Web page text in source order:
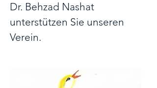
Dr. Behzad Nashat
unterstützen Sie unseren
Verein.